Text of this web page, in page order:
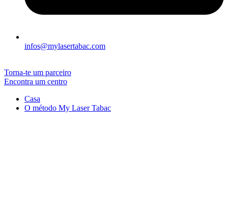
infos@mylasertabac.com
Torna-te um parceiro
Encontra um centro
Casa
O método My Laser Tabac